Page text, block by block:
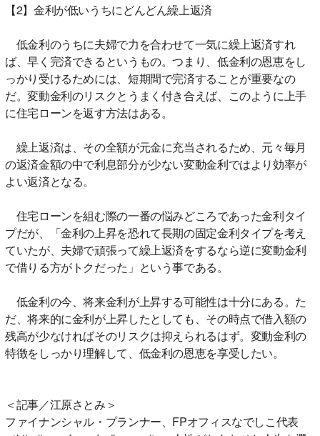
【2】金利が低いうちにどんどん繰上返済
低金利のうちに夫婦で力を合わせて一気に繰上返済すれ
ば、早く完済できるというもの。つまり、低金利の恩恵をし
っかり受けるためには、短期間で完済することが重要なの
だ。変動金利のリスクとうまく付き合えば、このように上手
に住宅ローンを返す方法はある。
繰上返済は、その全額が元金に充当されるため、元々毎月
の返済金額の中で利息部分が少ない変動金利ではより効率が
よい返済となる。
住宅ローンを組む際の一番の悩みどころであった金利タイ
プだが、「金利の上昇を恐れて長期の固定金利タイプを考え
ていたが、夫婦で頑張って繰上返済をするなら逆に変動金利
で借りる方がトクだった」という事である。
低金利の今、将来金利が上昇する可能性は十分にある。た
だ、将来的に金利が上昇したとしても、その時点で借入額の
残高が少なければそのリスクは抑えられるはず。変動金利の
特徴をしっかり理解して、低金利の恩恵を享受したい。
＜記事／江原さとみ＞
ファイナンシャル・プランナー、FPオフィスなでしこ代表